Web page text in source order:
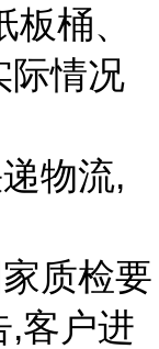
桶、
际情况
物流,
质检要
,客户进